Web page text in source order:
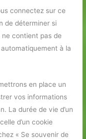
connectez sur ce
de déterminer si
contient pas de
à la
en place un
vos informations
La durée de vie d’un
d’un cookie
« Se souvenir de